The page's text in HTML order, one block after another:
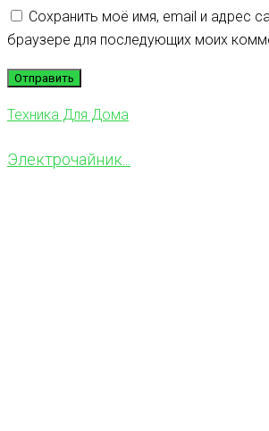
Сохранить моё имя, email и адрес
браузере для последующих моих
Техника Для Дома
Электрочайник...